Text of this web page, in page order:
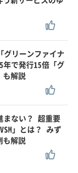
グリーンファイナ
で発行15倍「グ
も解説
まない？ 超重要
」とは？ みず
も解説